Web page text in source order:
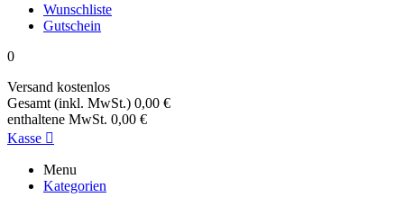
Wunschliste
Gutschein
0
Versand kostenlos
Gesamt (inkl. MwSt.) 0,00 €
enthaltene MwSt. 0,00 €
Kasse 
Menu
Kategorien